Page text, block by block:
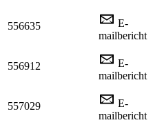
556635
E-
mailbericht
556912
E-
mailbericht
557029
E-
mailbericht